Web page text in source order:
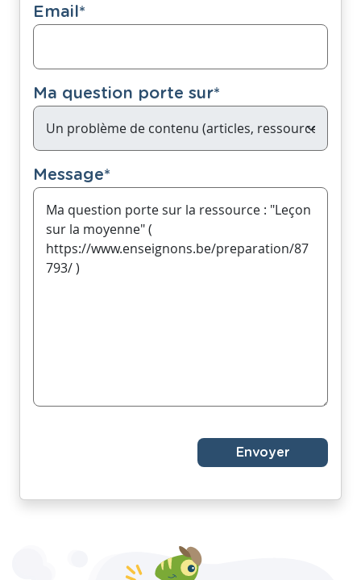
Email*
Ma question porte sur*
Message*
Envoyer